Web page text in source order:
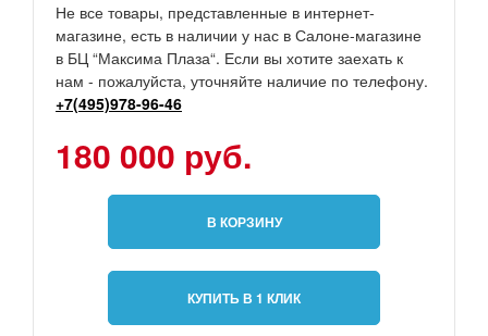
Не все товары, представленные в интернет-
магазине, есть в наличии у нас в Салоне-магазине
в БЦ “Максима Плаза“. Если вы хотите заехать к
нам - пожалуйста, уточняйте наличие по телефону.
+7(495)978-96-46
180 000 руб.
В КОРЗИНУ
КУПИТЬ В 1 КЛИК